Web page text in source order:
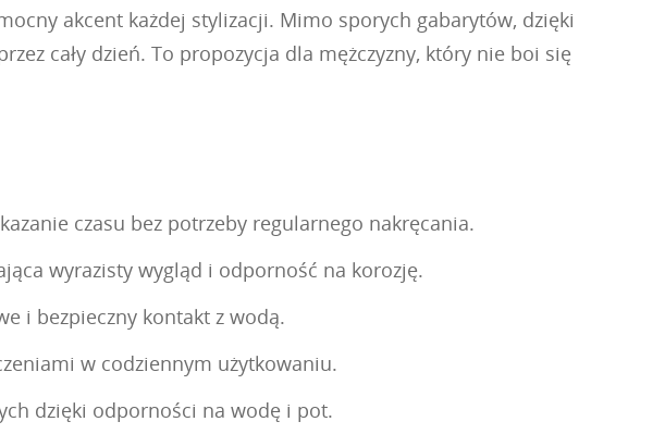
akcent każdej stylizacji. Mimo sporych gabarytów, dzięki
cały dzień. To propozycja dla mężczyzny, który nie boi się
czasu bez potrzeby regularnego nakręcania.
wyrazisty wygląd i odporność na korozję.
i bezpieczny kontakt z wodą.
w codziennym użytkowaniu.
dzięki odporności na wodę i pot.